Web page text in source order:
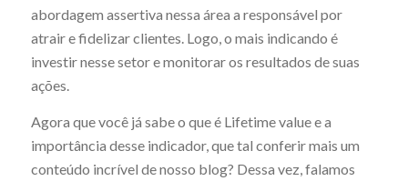
abordagem assertiva nessa área a responsável por
atrair e fidelizar clientes. Logo, o mais indicando é
investir nesse setor e monitorar os resultados de suas
ações.
Agora que você já sabe o que é Lifetime value e a
importância desse indicador, que tal conferir mais um
conteúdo incrível de nosso blog? Dessa vez, falamos